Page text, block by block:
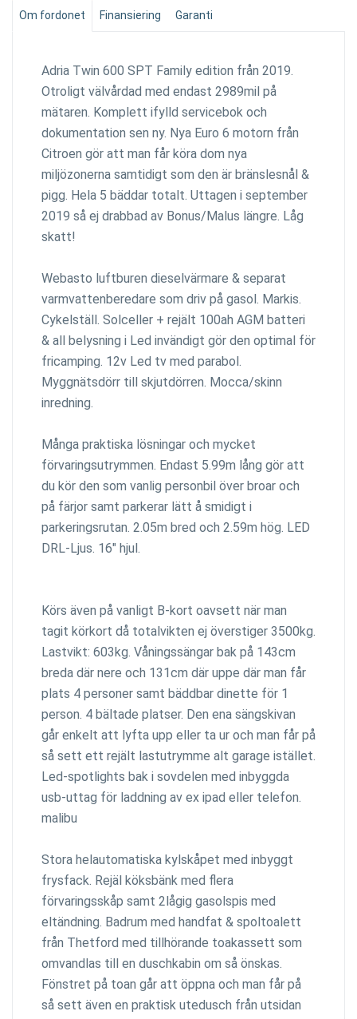
Om fordonet Finansiering Garanti
Adria Twin 600 SPT Family edition från 2019.
Otroligt välvårdad med endast 2989mil på
mätaren. Komplett ifylld servicebok och
dokumentation sen ny. Nya Euro 6 motorn från
Citroen gör att man får köra dom nya
miljözonerna samtidigt som den är bränslesnål &
pigg. Hela 5 bäddar totalt. Uttagen i september
2019 så ej drabbad av Bonus/Malus längre. Låg
skatt!
Webasto luftburen dieselvärmare & separat
varmvattenberedare som driv på gasol. Markis.
Cykelställ. Solceller + rejält 100ah AGM batteri
& all belysning i Led invändigt gör den optimal för
fricamping. 12v Led tv med parabol.
Myggnätsdörr till skjutdörren. Mocca/skinn
inredning.
Många praktiska lösningar och mycket
förvaringsutrymmen. Endast 5.99m lång gör att
du kör den som vanlig personbil över broar och
på färjor samt parkerar lätt å smidigt i
parkeringsrutan. 2.05m bred och 2.59m hög. LED
DRL-Ljus. 16" hjul.
Körs även på vanligt B-kort oavsett när man
tagit körkort då totalvikten ej överstiger 3500kg.
Lastvikt: 603kg. Våningssängar bak på 143cm
breda där nere och 131cm där uppe där man får
plats 4 personer samt bäddbar dinette för 1
person. 4 bältade platser. Den ena sängskivan
går enkelt att lyfta upp eller ta ur och man får på
så sett ett rejält lastutrymme alt garage istället.
Led-spotlights bak i sovdelen med inbyggda
usb-uttag för laddning av ex ipad eller telefon.
malibu
Stora helautomatiska kylskåpet med inbyggt
frysfack. Rejäl köksbänk med flera
förvaringsskåp samt 2lågig gasolspis med
eltändning. Badrum med handfat & spoltoalett
från Thetford med tillhörande toakassett som
omvandlas till en duschkabin om så önskas.
Fönstret på toan går att öppna och man får på
så sett även en praktisk utedusch från utsidan